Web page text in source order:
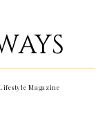
Magazine